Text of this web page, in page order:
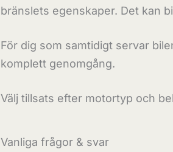
bränslets egenskaper. Det kan
För dig som samtidigt servar
komplett genomgång.
Välj tillsats efter motortyp och
Vanliga frågor & svar